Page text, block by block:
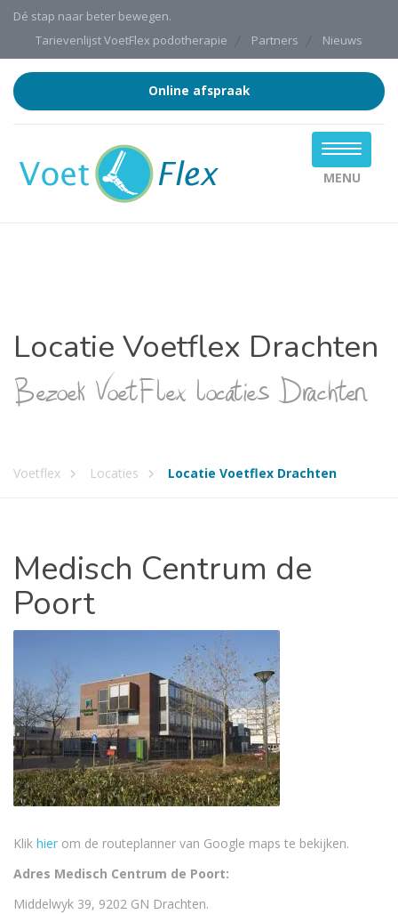
Dé stap naar beter bewegen.
Tarievenlijst VoetFlex podotherapie
Partners Nieuws
Online afspraak
MENU
Locatie Voetflex Drachten
Bezoek VoetFlex locaties Drachten
Voetflex Locaties Locatie Voetflex Drachten
Medisch Centrum de
Poort
Klik hier om de routeplanner van Google maps te bekijken.
Adres Medisch Centrum de Poort:
Middelwyk 39, 9202 GN Drachten.